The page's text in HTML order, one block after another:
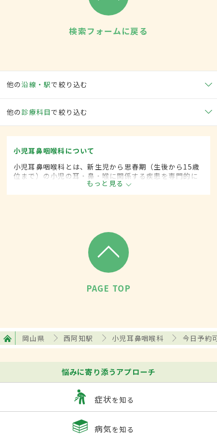
検索フォームに戻る
他の沿線・駅で絞り込む
他の 診療科目で絞り込む
小児耳鼻咽喉科について
小児耳鼻咽喉科とは、新生児から思春期（生後から15歳
位まで）の小児の耳・鼻・喉に関係する疾患を専門的に
もっと見る
PAGE TOP
岡山県 西阿知駅 小児耳鼻咽喉科 今日予約
悩みに寄り添うアプローチ
症状を知る
病気を知る